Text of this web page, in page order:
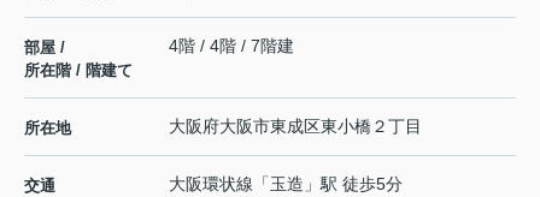
部屋 /
所在階 / 階建て
4階 / 4階 / 7階建
所在地 大阪府大阪市東成区東小橋２丁目
交通 大阪環状線 「玉造 」駅 徒歩5分